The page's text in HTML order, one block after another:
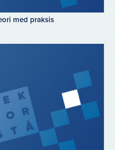
med praksis